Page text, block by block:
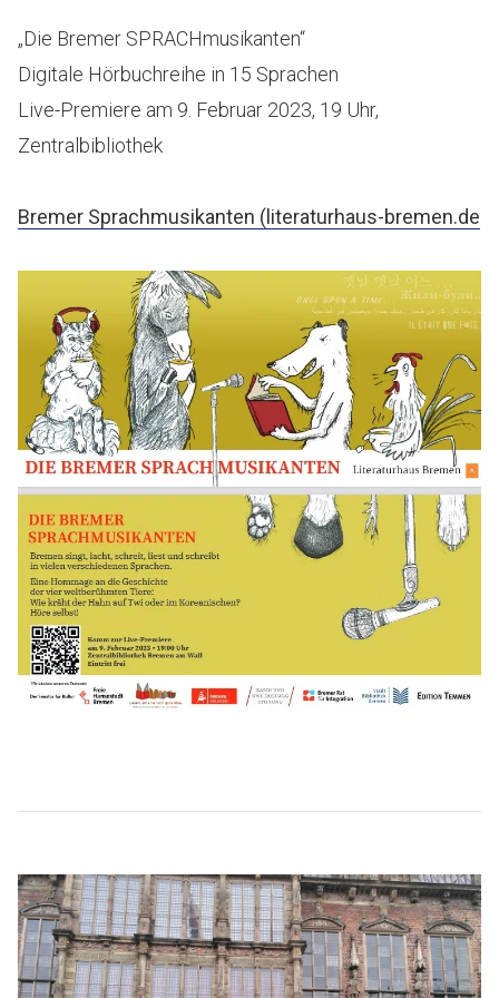
„Die Bremer SPRACHmusikanten“
Digitale Hörbuchreihe in 15 Sprachen
Live-Premiere am 9. Februar 2023, 19 Uhr,
Zentralbibliothek
Bremer Sprachmusikanten (literaturhaus-bremen.de